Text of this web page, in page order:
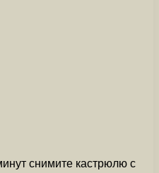
снимите кастрюлю с